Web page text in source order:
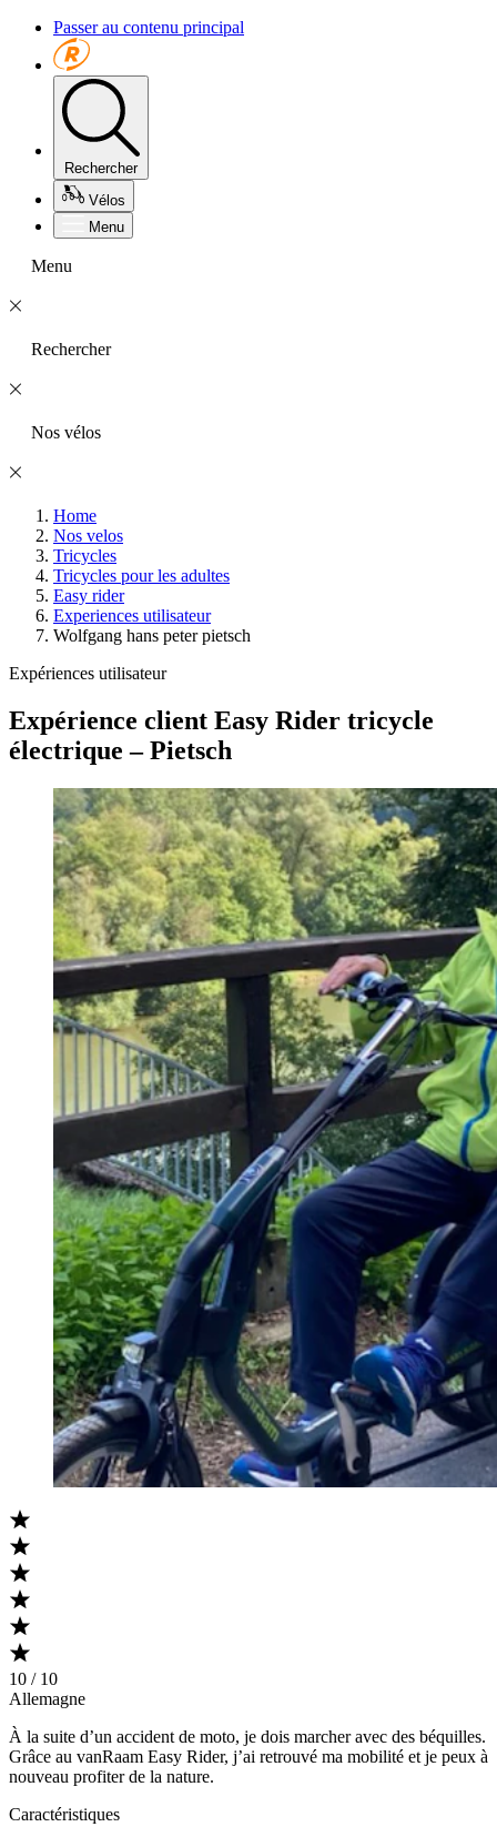
Passer au contenu principal
Rechercher
Vélos
Menu
Menu
Rechercher
Nos vélos
Home
Nos velos
Tricycles
Tricycles pour les adultes
Easy rider
Experiences utilisateur
Wolfgang hans peter pietsch
Expériences utilisateur
Expérience client Easy Rider tricycle
électrique – Pietsch
10 / 10
Allemagne
À la suite d’un accident de moto, je dois marcher avec des béquilles.
Grâce au vanRaam Easy Rider, j’ai retrouvé ma mobilité et je peux à
nouveau profiter de la nature.
Caractéristiques